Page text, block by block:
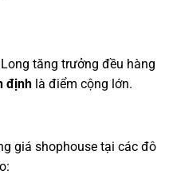
tăng trưởng đều hàng
định là điểm cộng lớn.
giá shophouse tại các đô